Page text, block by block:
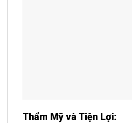
Thẩm Mỹ và Tiện Lợi: